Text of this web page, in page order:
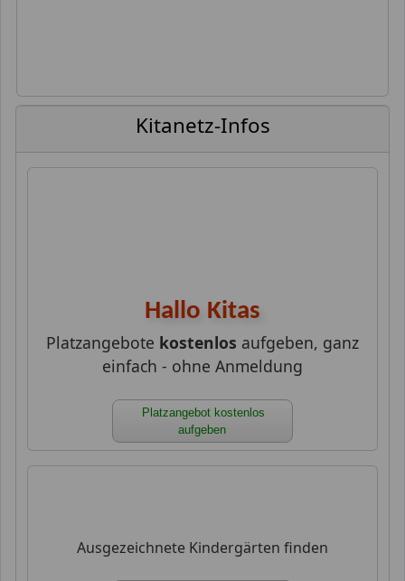
Kitanetz-Infos
Hallo Kitas
Platzangebote kostenlos aufgeben, ganz
einfach - ohne Anmeldung
Platzangebot kostenlos
aufgeben
Ausgezeichnete Kindergärten finden